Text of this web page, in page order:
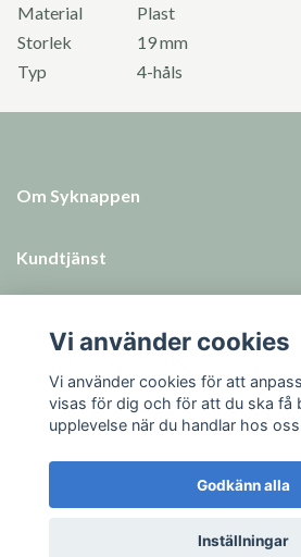
Material
Plast
Storlek
19 mm
Typ
4-håls
Om Syknappen
Kundtjänst
Sociala medier
© 2026 Syknappen
Vi använder cookies
Vi använder cookies för att
visas för dig och för att du ska få
upplevelse när du handlar hos
Godkänn alla
Inställningar